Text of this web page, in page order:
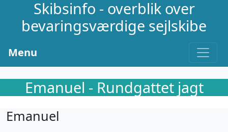
Skibsinfo - overblik over
bevaringsværdige sejlskibe
Menu
Emanuel - Rundgattet jagt
Emanuel